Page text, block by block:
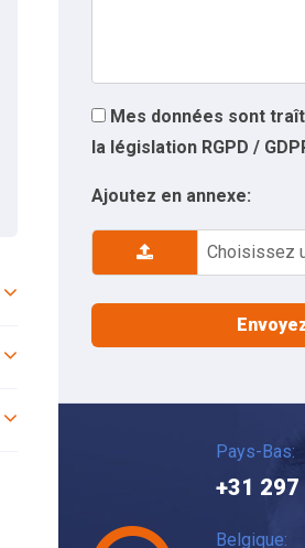
Mes données sont
la législation RGPD /
Ajoutez en annexe:
Choisissez
Pays-Bas:
+31
Belgique: